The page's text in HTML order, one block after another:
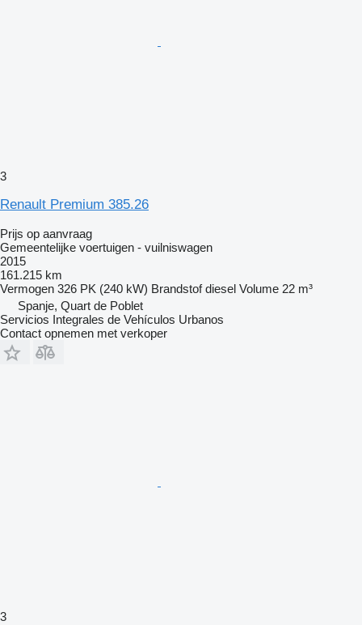
3
Renault Premium 385.26
Prijs op aanvraag
Gemeentelijke voertuigen - vuilniswagen
2015
161.215 km
Vermogen 326 PK (240 kW) Brandstof diesel Volume 22 m³
Spanje, Quart de Poblet
Servicios Integrales de Vehículos Urbanos
Contact opnemen met verkoper
3